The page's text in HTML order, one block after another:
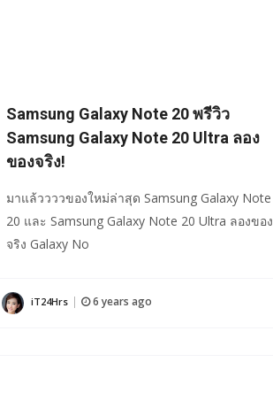
Samsung Galaxy Note 20 พรีวิว
Samsung Galaxy Note 20 Ultra ลอง
ของจริง!
มาแล้ววววของใหม่ล่าสุด Samsung Galaxy Note
20 และ Samsung Galaxy Note 20 Ultra ลองของ
จริง Galaxy No
iT24Hrs 6 years ago